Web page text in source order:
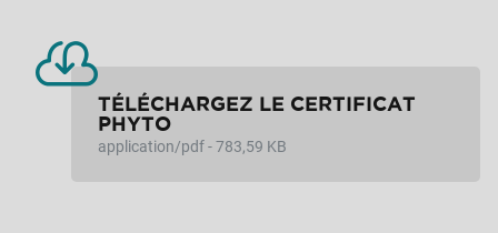
TÉLÉCHARGEZ LE CERTIFICAT
PHYTO
application/pdf - 783,59 KB